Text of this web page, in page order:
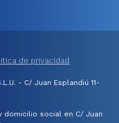
de privacidad
- C/ Juan Esplandiú 11-
domicilio social en C/ Juan